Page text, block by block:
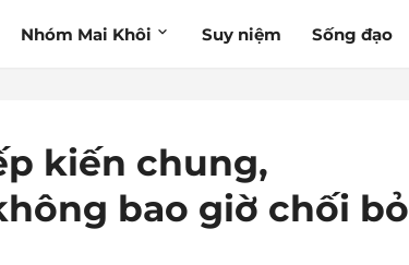
Nhóm Mai Khôi Suy niệm Sống đạo
kiến chung,
bao giờ chối bỏ